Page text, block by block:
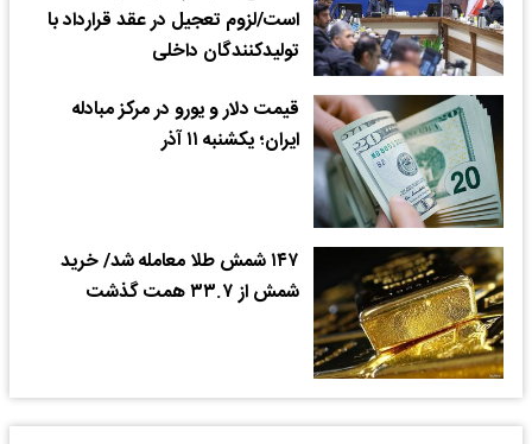
است/لزوم تعجیل در عقد قرارداد با
تولیدکنندگان داخلی
قیمت دلار و یورو در مرکز مبادله
ایران؛ یکشنبه ۱۱ آذر
۱۴۷ شمش طلا معامله شد/ خرید
شمش از ۳۳.۷ همت گذشت